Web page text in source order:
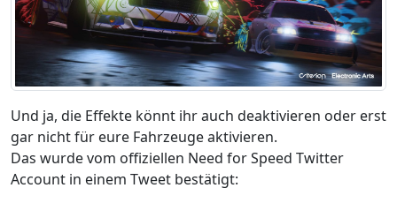
Und ja, die Effekte könnt ihr auch deaktivieren oder erst
gar nicht für eure Fahrzeuge aktivieren.
Das wurde vom offiziellen Need for Speed Twitter
Account in einem Tweet bestätigt: